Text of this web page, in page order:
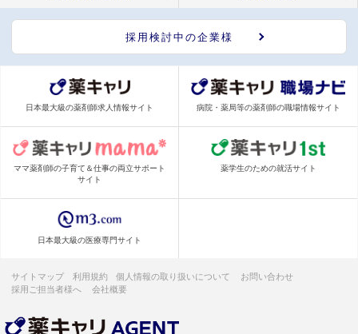
採用検討中の企業様
日本最大級の薬剤師求人情報サイト 病院・薬局等の薬剤師の職場情報サイト
ママ薬剤師の子育て＆仕事の両立サポート
サイト
薬学生のための就活サイト
日本最大級の医療専門サイト
サイトマップ 利用規約 個人情報の取り扱いについて
お問い合わせ
採用ご担当者様へ
会社概要